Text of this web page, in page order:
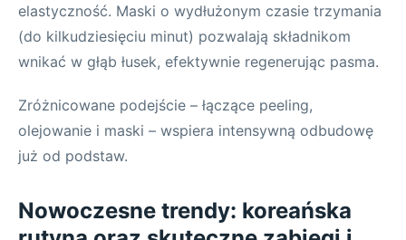
elastyczność. Maski o wydłużonym czasie trzymania
(do kilkudziesięciu minut) pozwalają składnikom
wnikać w głąb łusek, efektywnie regenerując pasma.
Zróżnicowane podejście – łączące peeling,
olejowanie i maski – wspiera intensywną odbudowę
już od podstaw.
Nowoczesne trendy: koreańska